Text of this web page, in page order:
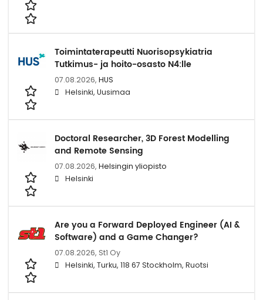
Toimintaterapeutti Nuorisopsykiatria
Tutkimus- ja hoito-osasto N4:lle
07.08.2026, HUS
Helsinki, Uusimaa
Doctoral Researcher, 3D Forest Modelling
and Remote Sensing
07.08.2026, Helsingin yliopisto
Helsinki
Are you a Forward Deployed Engineer (AI &
Software) and a Game Changer?
07.08.2026, St1 Oy
Helsinki, Turku, 118 67 Stockholm, Ruotsi